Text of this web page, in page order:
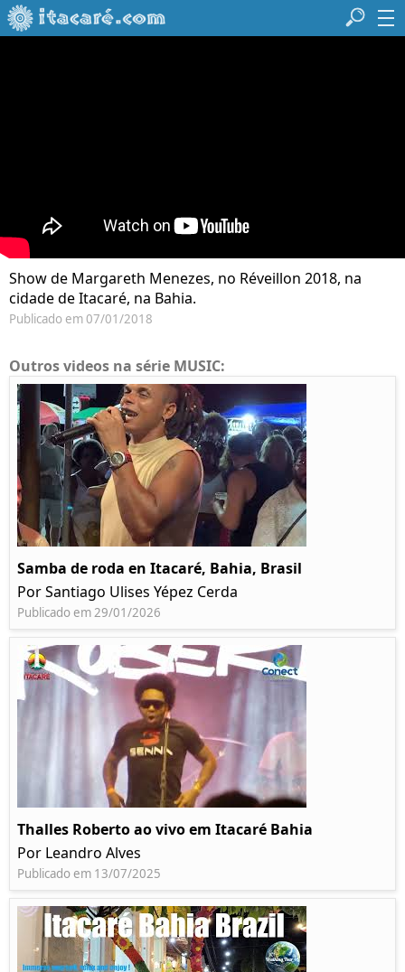
Show de Margareth Menezes, no Réveillon 2018, na
cidade de Itacaré, na Bahia.
Publicado em 07/01/2018
Outros videos na série MUSIC:
Samba de roda en Itacaré, Bahia, Brasil
Por Santiago Ulises Yépez Cerda
Publicado em 29/01/2026
Thalles Roberto ao vivo em Itacaré Bahia
Por Leandro Alves
Publicado em 13/07/2025